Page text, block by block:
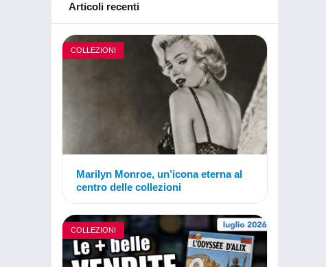
Articoli recenti
COLLEZIONI
Marilyn Monroe, un’icona eterna al
centro delle collezioni
COLLEZIONI